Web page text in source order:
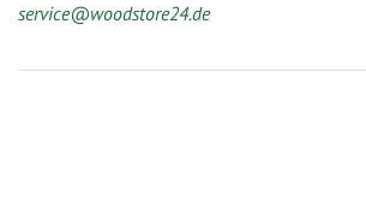
service@woodstore24.de